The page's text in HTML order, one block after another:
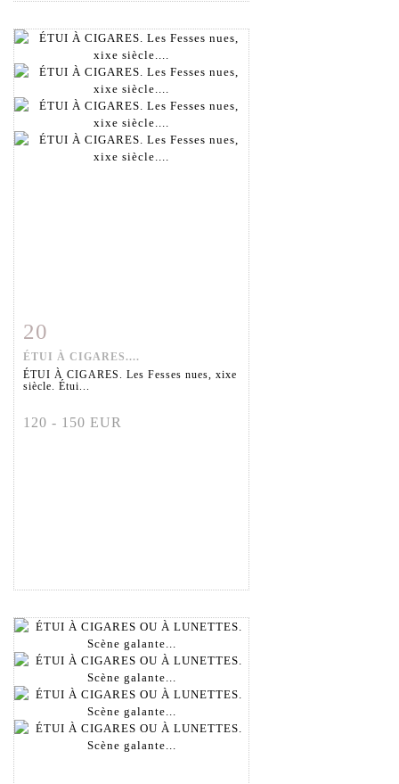
Fiche détaillée
20
ÉTUI À CIGARES....
ÉTUI À CIGARES. Les Fesses nues, xixe
siècle. Étui...
120 - 150 EUR